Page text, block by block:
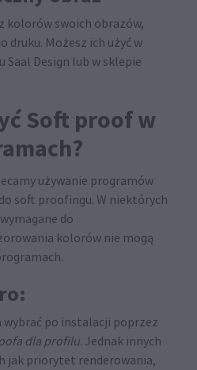
kolorów swoich obrazów,
druku. Możesz ich użyć w
Design lub w sklepie
Soft proof w
używanie programów
soft proofingu. W niektórych
do
kolorów nie mogą
wybrać po instalacji poprzez
dla profilu. Jednak innych
jak priorytet renderowania,